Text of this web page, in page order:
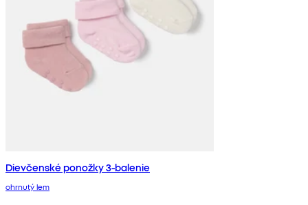
Dievčenské ponožky 3-balenie
ohrnutý lem